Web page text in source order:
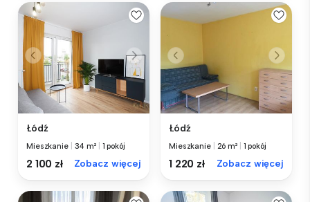
Łódź
Mieszkanie 34 m² 1 pokój
2 100 zł Zobacz więcej
Łódź
Mieszkanie 26 m² 1 pokój
1 220 zł Zobacz więcej